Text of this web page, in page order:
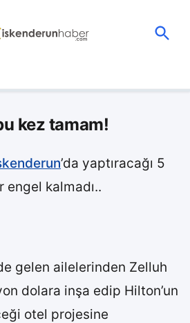
kez tamam!
’da yaptıracağı 5
engel kalmadı..
gelen ailelerinden Zelluh
dolara inşa edip Hilton’un
otel projesine